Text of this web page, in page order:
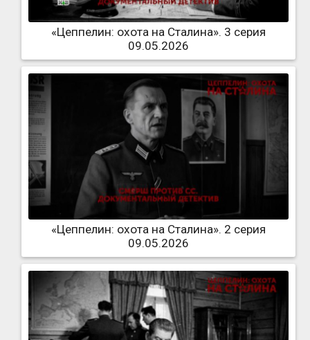
«Цеппелин: охота на Сталина». 3 серия
09.05.2026
«Цеппелин: охота на Сталина». 2 серия
09.05.2026